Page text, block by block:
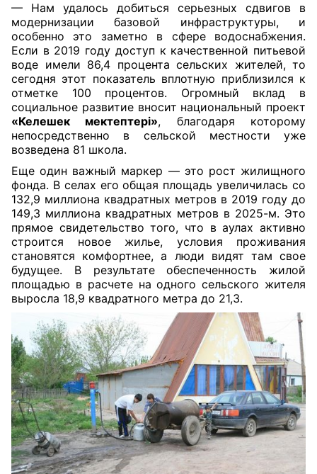
— Нам удалось добиться серьезных сдвигов в
модернизации базовой инфраструктуры, и
особенно это заметно в сфере водоснабжения.
Если в 2019 году доступ к качественной питьевой
воде имели 86,4 процента сельских жителей, то
сегодня этот показатель вплотную приблизился к
отметке 100 процентов. Огромный вклад в
социальное развитие вносит национальный проект
«Келешек мектептері», благодаря которому
непосредственно в сельской местности уже
возведена 81 школа.
Еще один важный маркер — это рост жилищного
фонда. В селах его общая площадь увеличилась со
132,9 миллиона квадратных метров в 2019 году до
149,3 миллиона квадратных метров в 2025-м. Это
прямое свидетельство того, что в аулах активно
строится новое жилье, условия проживания
становятся комфортнее, а люди видят там свое
будущее. В результате обеспеченность жилой
площадью в расчете на одного сельского жителя
выросла 18,9 квадратного метра до 21,3.